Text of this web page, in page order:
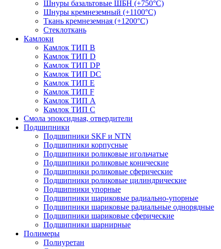
Шнуры базальтовые ШБН (+750°С)
Шнуры кремнеземный (+1100°С)
Ткань кремнеземная (+1200°С)
Стеклоткань
Камлоки
Камлок ТИП B
Камлок ТИП D
Камлок ТИП DP
Камлок ТИП DС
Камлок ТИП E
Камлок ТИП F
Камлок ТИП А
Камлок ТИП С
Смола эпоксидная, отвердители
Подшипники
Подшипники SKF и NTN
Подшипники корпусные
Подшипники роликовые игольчатые
Подшипники роликовые конические
Подшипники роликовые сферические
Подшипники роликовые цилиндрические
Подшипники упорные
Подшипники шариковые радиально-упорные
Подшипники шариковые радиальные однорядные
Подшипники шариковые сферические
Подшипники шарнирные
Полимеры
Полиуретан